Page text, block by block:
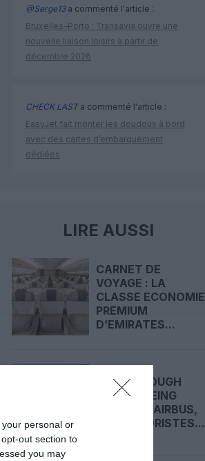
personal or
out section to
you may
@Serge13a commenté l'article :
Bruxelles–Porto : Transavia ouvre une
nouvelle liaison loisirs à partir de
décembre 2026
CHECK LASTa commenté l'article :
EasyJet fait monter les doudous à bord
avec des cartes d’embarquement
dédiées
LIRE AUSSI
CARNET DE
VOYAGE : LA
CLASSE ECONOMIE
PREMIUM
D’EMIRATES...
FARNBOROUGH
2026 : BOEING
DEVANCE AIRBUS,
LES MOTORISTES...